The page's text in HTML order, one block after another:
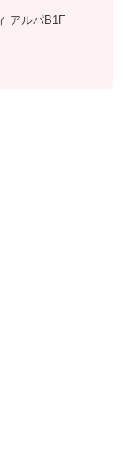
アルパB1F